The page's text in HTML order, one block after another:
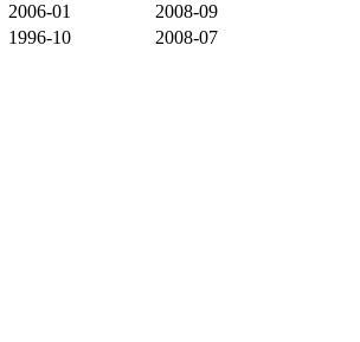
2006-01
2008-09
1996-10
2008-07